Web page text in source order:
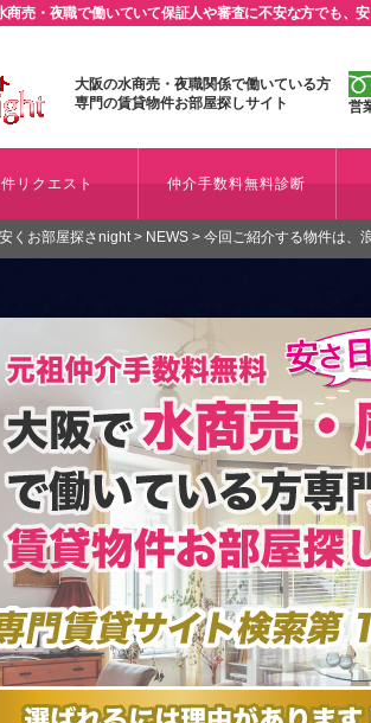
商売・夜職で働いていて保証人や審査に不安な方でも、
大阪の水商売・夜職関係で働いている方
専門の賃貸物件お部屋探しサイト
営
リクエスト 仲介手数料無料診断
くお部屋探さnight> NEWS > 今回ご紹介する物件は、